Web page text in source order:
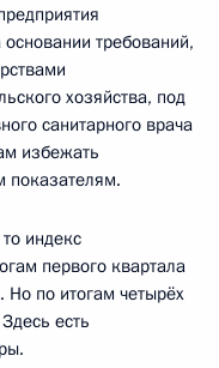
требований,
хозяйства, под
санитарного врача
избежать
показателям.
индекс
первого квартала
Но по итогам четырёх
есть